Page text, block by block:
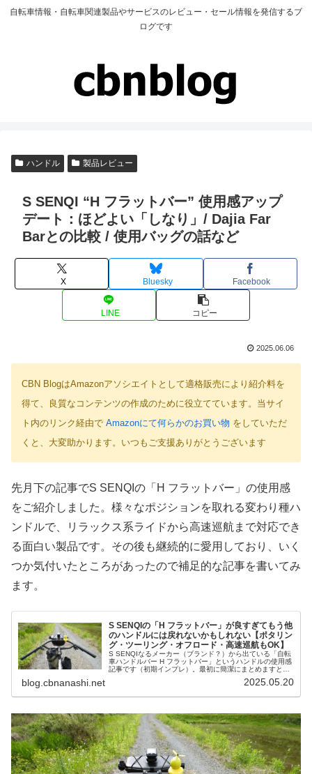
自転車情報・自転車関連製品やサービスのレビュー・セール情報を発信するブ
ログです
ハンドル 製品レビュー
S SENQI “H フラットバー” 使用感アップ
デート：ほどよい「しなり」/ Dajia Far
Barとの比較 / 使用バッグの話など
X Bluesky Facebook
LINE コピー
2025.06.06
CBN BlogはAmazonアソシエイトとして適格販売により紹介料を
得て、良質なコンテンツの作成のために役立てています。当サイ
ト内のリンク経由で Amazonにて何らかのお買い物 をしていただ
くと、大変助かります。いつもご支援ありがとうございます
先月下の記事でS SENQIの「H フラットバー」の使用感
をご紹介しました。様々なポジションを取れる変わり種ハ
ンドルで、リラックス系ライドから高速巡航まで対応でき
る面白い製品です。その後も継続的に愛用しており、いく
つか気付いたところがあったので補足的な記事を書いてみ
ます。
S SENQIの「H フラットバー」が良すぎてもう他
のハンドルには戻れないかもしれない【ポタリン
グ・ツーリング・オフロード・高速巡航もOK】
S SENQIなるメーカー（ブランド？）から出ている「自転
車ハンドルバー H フラットバー」というハンドルの使用感
記事です（初期インプレ）。最初に簡潔にまとめますと、
blog.cbnanashi.net 2025.05.20